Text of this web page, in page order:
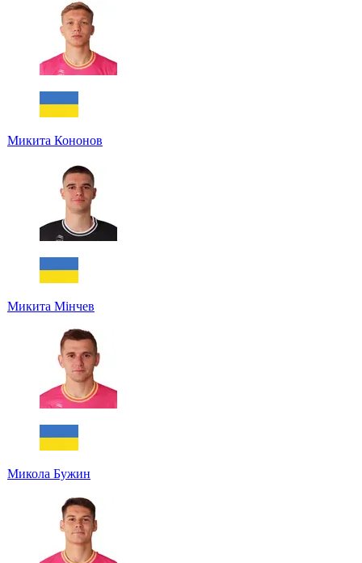
Микита Кононов
Микита Мінчев
Микола Бужин